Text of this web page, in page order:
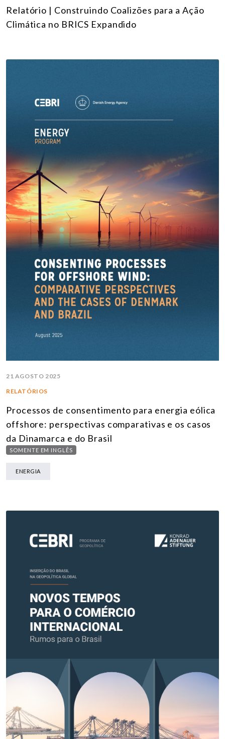
Relatório | Construindo Coalizões para a Ação
Climática no BRICS Expandido
21 AGOSTO 2025
RELATÓRIOS
Processos de consentimento para energia eólica
offshore: perspectivas comparativas e os casos
da Dinamarca e do Brasil
SOMENTE EM INGLÊS
ENERGIA